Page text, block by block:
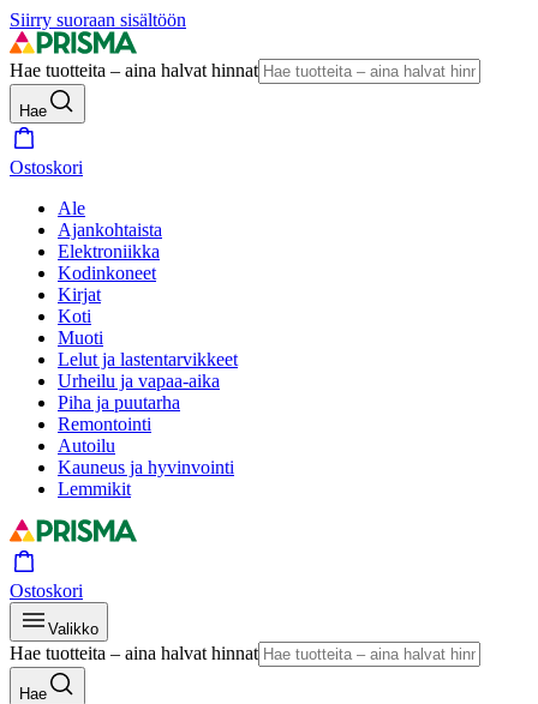
Siirry suoraan sisältöön
Hae tuotteita – aina halvat hinnat
Hae
Ostoskori
Ale
Ajankohtaista
Elektroniikka
Kodinkoneet
Kirjat
Koti
Muoti
Lelut ja lastentarvikkeet
Urheilu ja vapaa-aika
Piha ja puutarha
Remontointi
Autoilu
Kauneus ja hyvinvointi
Lemmikit
Ostoskori
Valikko
Hae tuotteita – aina halvat hinnat
Hae